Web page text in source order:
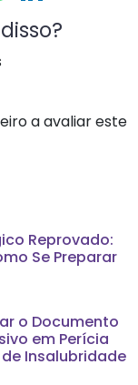
a avaliar este
Reprovado:
Se Preparar
o Documento
em Perícia
Insalubridade